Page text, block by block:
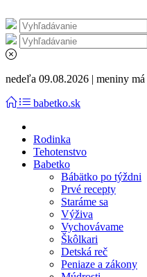
nedeľa 09.08.2026 | meniny má
babetko.sk
Rodinka
Tehotenstvo
Babetko
Bábätko po týždni
Prvé recepty
Staráme sa
Výživa
Vychovávame
Škôlkari
Detská reč
Peniaze a zákony